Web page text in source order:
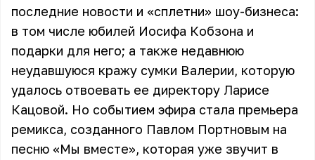
последние новости и «сплетни» шоу-бизнеса:
в том числе юбилей Иосифа Кобзона и
подарки для него; а также недавнюю
неудавшуюся кражу сумки Валерии, которую
удалось отвоевать ее директору Ларисе
Кацовой. Но событием эфира стала премьера
ремикса, созданного Павлом Портновым на
песню «Мы вместе», которая уже звучит в